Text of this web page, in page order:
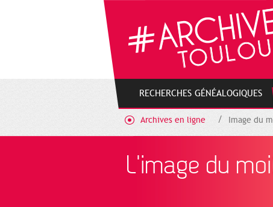
RECHERCHES GÉNÉALOGIQUES
Archives en ligne Image du
L'image du
Cookies management panel